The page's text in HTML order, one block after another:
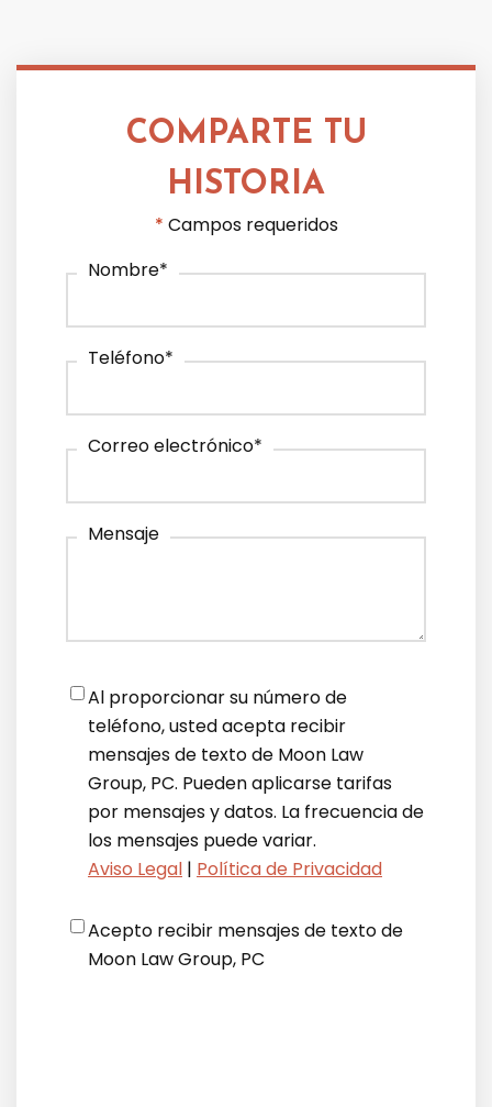
COMPARTE TU
HISTORIA
* Campos requeridos
Nombre*
Teléfono*
Correo electrónico*
Mensaje
Al proporcionar su número de
teléfono, usted acepta recibir
mensajes de texto de Moon Law
Group, PC. Pueden aplicarse tarifas
por mensajes y datos. La frecuencia de
los mensajes puede variar.
Aviso Legal | Política de Privacidad
Acepto recibir mensajes de texto de
Moon Law Group, PC